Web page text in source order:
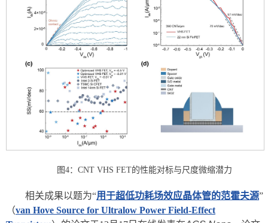
图4：CNT VHS FET的性能对标与尺度微缩潜力
相关成果以题为“用于超低功耗场效应晶体管的范霍夫源”
（van Hove Source for Ultralow Power Field‑Effect